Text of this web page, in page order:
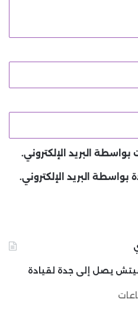
البريد الإلكتروني.
بواسطة البريد الإلكتروني.
يصل إلى جدة لقيادة